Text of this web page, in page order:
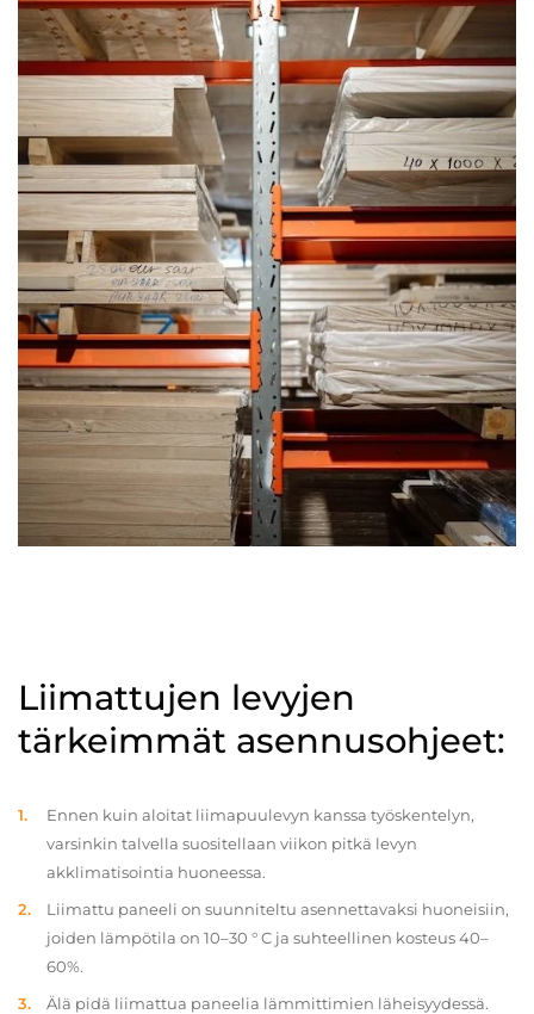
Liimattujen levyjen
tärkeimmät asennusohjeet:
Ennen kuin aloitat liimapuulevyn kanssa työskentelyn,
varsinkin talvella suositellaan viikon pitkä levyn
akklimatisointia huoneessa.
Liimattu paneeli on suunniteltu asennettavaksi huoneisiin,
joiden lämpötila on 10–30 ° C ja suhteellinen kosteus 40–
60%.
Älä pidä liimattua paneelia lämmittimien läheisyydessä.